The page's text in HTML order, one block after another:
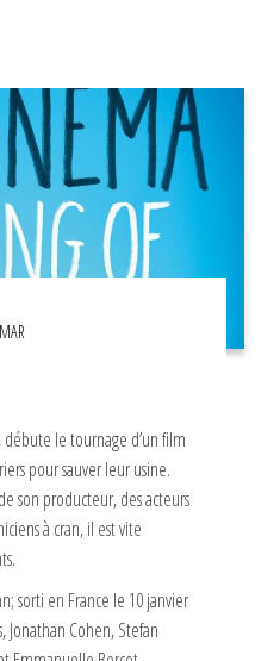
le tournage d’un film
pour sauver leur usine.
son producteur, des acteurs
à cran, il est vite
sorti en France le 10 janvier
Jonathan Cohen, Stefan